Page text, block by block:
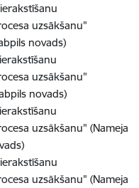
uzsākšanu"
novads)
uzsākšanu"
novads)
uzsākšanu" (Nameja
uzsākšanu" (Nameja